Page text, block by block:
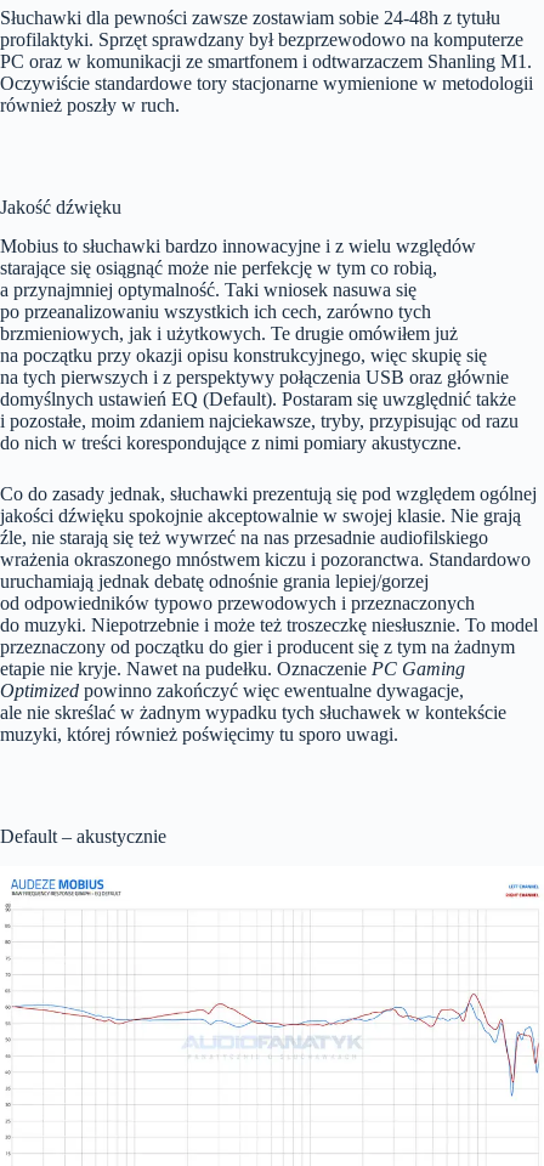
Słuchawki dla pewności zawsze zostawiam sobie 24-48h z tytułu
profilaktyki. Sprzęt sprawdzany był bezprzewodowo na komputerze
PC oraz w komunikacji ze smartfonem i odtwarzaczem Shanling M1.
Oczywiście standardowe tory stacjonarne wymienione w metodologii
również poszły w ruch.
Jakość dźwięku
Mobius to słuchawki bardzo innowacyjne i z wielu względów
starające się osiągnąć może nie perfekcję w tym co robią,
a przynajmniej optymalność. Taki wniosek nasuwa się
po przeanalizowaniu wszystkich ich cech, zarówno tych
brzmieniowych, jak i użytkowych. Te drugie omówiłem już
na początku przy okazji opisu konstrukcyjnego, więc skupię się
na tych pierwszych i z perspektywy połączenia USB oraz głównie
domyślnych ustawień EQ (Default). Postaram się uwzględnić także
i pozostałe, moim zdaniem najciekawsze, tryby, przypisując od razu
do nich w treści korespondujące z nimi pomiary akustyczne.
Co do zasady jednak, słuchawki prezentują się pod względem ogólnej
jakości dźwięku spokojnie akceptowalnie w swojej klasie. Nie grają
źle, nie starają się też wywrzeć na nas przesadnie audiofilskiego
wrażenia okraszonego mnóstwem kiczu i pozoranctwa. Standardowo
uruchamiają jednak debatę odnośnie grania lepiej/gorzej
od odpowiedników typowo przewodowych i przeznaczonych
do muzyki. Niepotrzebnie i może też troszeczkę niesłusznie. To model
przeznaczony od początku do gier i producent się z tym na żadnym
etapie nie kryje. Nawet na pudełku. Oznaczenie PC Gaming
Optimized powinno zakończyć więc ewentualne dywagacje,
ale nie skreślać w żadnym wypadku tych słuchawek w kontekście
muzyki, której również poświęcimy tu sporo uwagi.
Default – akustycznie